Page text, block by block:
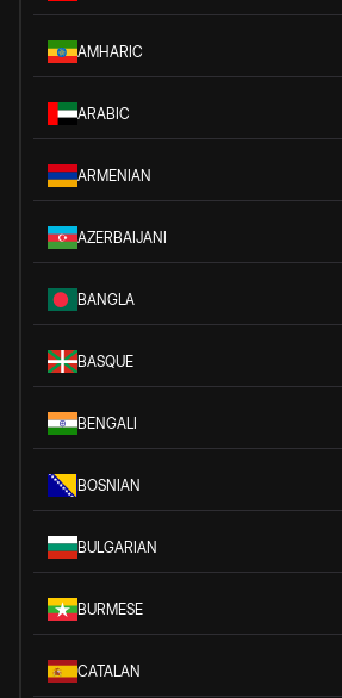
AMHARIC
ARABIC
ARMENIAN
AZERBAIJANI
BANGLA
BASQUE
BENGALI
BOSNIAN
BULGARIAN
BURMESE
CATALAN